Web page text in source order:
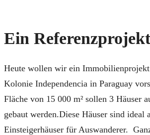
Ein Referenzprojekt
Heute wollen wir ein Immobilienprojekt
Kolonie Independencia in Paraguay
Fläche von 15 000 m² sollen 3 Häuser
gebaut werden.Diese Häuser sind ideal
Einsteigerhäuser für Auswanderer.